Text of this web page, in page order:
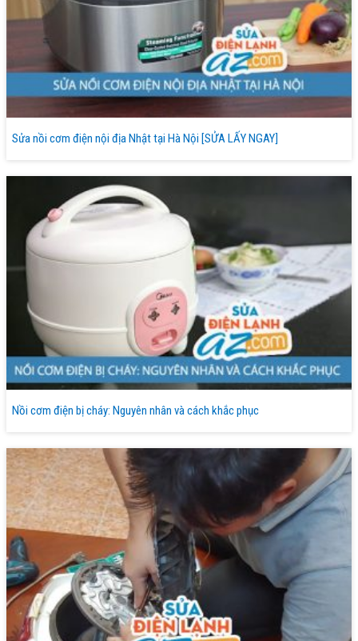
Sửa nồi cơm điện nội địa Nhật tại Hà Nội [SỬA LẤY NGAY]
Nồi cơm điện bị cháy: Nguyên nhân và cách khắc phục